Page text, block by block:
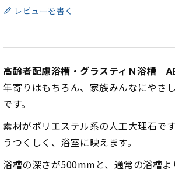
レビューを書く
高齢者配慮浴槽・グラスティＮ浴槽
年寄りはもちろん、家族みんなにやさ
です。
素材がポリエステル系の人工大理石で
うつくしく、浴室に映えます。
浴槽の深さが500mmと、通常の浴槽よ